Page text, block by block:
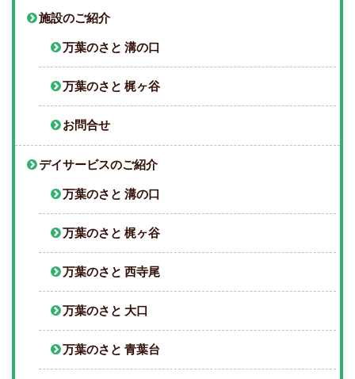
施設のご紹介
万葉のさと 溝の口
万葉のさと 梶ヶ谷
お問合せ
デイサービスのご紹介
万葉のさと 溝の口
万葉のさと 梶ヶ谷
万葉のさと 西寺尾
万葉のさと 大口
万葉のさと 青葉台